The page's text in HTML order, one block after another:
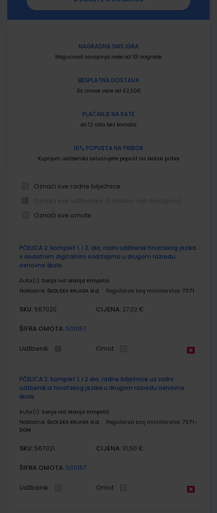
NAGRADNA SMS IGRA
Mogućnost osvajanja neke od 101 nagrade
BESPLATNA DOSTAVA
Za iznose veće od 62,50€
PLAĆANJE NA RATE
do 12 rata bez kamata
10% POPUSTA NA PRIBOR
Kupnjom udžbenika ostvarujete popust na školski pribor
Označi sve radne bilježnice
Označi sve omote
proizvodi
PČELICA 2; komplet 1. i 2. dio, radni udžbenik hrvatskog jezika
s dodatnim digitalnim sadržajima u drugom razredu
osnovne škole
Autor(i): Sonja Ivić Marija Krmpotić
Nakladnik: ŠKOLSKA KNJIGA d.d. Registarski broj ministarstva: 7071
SKU: 567020 CIJENA: 27,02 €
ŠIFRA OMOTA: 500157
Udžbenik Omot
PČELICA 2; komplet 1. i 2 dio, radne bilježnice uz radni
udžbenik iz hrvatskog jezika u drugom razredu osnovne
škole
Autor(i): Sonja Ivić Marija Krmpotić
Nakladnik: ŠKOLSKA KNJIGA d.d. Registarski broj ministarstva: 7071-
DOM
SKU: 567021 CIJENA: 10,50 €
ŠIFRA OMOTA: 500157
Udžbenik Omot